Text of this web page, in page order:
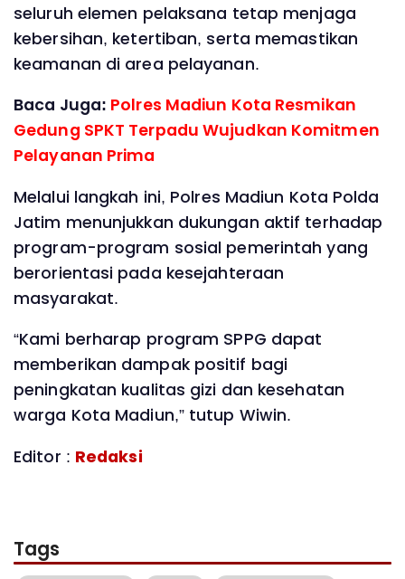
seluruh elemen pelaksana tetap menjaga
kebersihan, ketertiban, serta memastikan
keamanan di area pelayanan.
Baca Juga: Polres Madiun Kota Resmikan
Gedung SPKT Terpadu Wujudkan Komitmen
Pelayanan Prima
Melalui langkah ini, Polres Madiun Kota Polda
Jatim menunjukkan dukungan aktif terhadap
program-program sosial pemerintah yang
berorientasi pada kesejahteraan
masyarakat.
“Kami berharap program SPPG dapat
memberikan dampak positif bagi
peningkatan kualitas gizi dan kesehatan
warga Kota Madiun,” tutup Wiwin.
Editor : Redaksi
Tags